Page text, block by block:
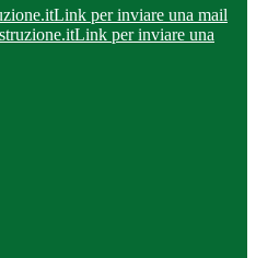
Link per inviare una mail
Link per inviare una